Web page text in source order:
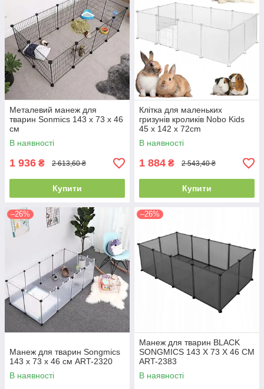
Металевий манеж для
тварин Sonmics 143 х 73 х 46
см
В наявності
1 936 ₴ 2 613,60 ₴
Купити
Клітка для маленьких
гризунів кроликів Nobo Kids
45 x 142 x 72cm
В наявності
1 884 ₴ 2 543,40 ₴
Купити
–26%
Манеж для тварин Songmics
143 х 73 х 46 см ART-2320
В наявності
–26%
Манеж для тварин BLACK
SONGMICS 143 Х 73 Х 46 СМ
ART-2383
В наявності